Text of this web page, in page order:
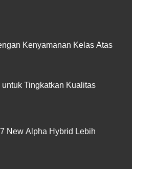
Kenyamanan Kelas Atas
Tingkatkan Kualitas
New Alpha Hybrid Lebih